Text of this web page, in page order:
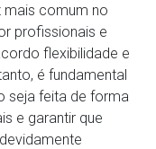
comum no
profissionais e
flexibilidade e
é fundamental
seja feita de forma
e garantir que